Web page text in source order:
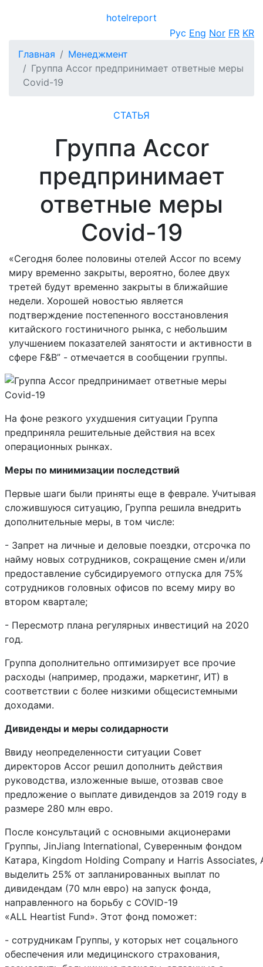
hotelreport
Рус Eng Nor FR KR
Главная
Менеджмент
Группа Accor предпринимает ответные меры
Covid-19
СТАТЬЯ
Группа Accor
предпринимает
ответные меры
Covid-19
«Сегодня более половины отелей Accor по всему
миру временно закрыты, вероятно, более двух
третей будут временно закрыты в ближайшие
недели. Хорошей новостью является
подтверждение постепенного восстановления
китайского гостиничного рынка, с небольшим
улучшением показателей занятости и активности в
сфере F&B” - отмечается в сообщении группы.
На фоне резкого ухудшения ситуации Группа
предприняла решительные действия на всех
операционных рынках.
Меры по минимизации последствий
Первые шаги были приняты еще в феврале. Учитывая
сложившуюся ситуацию, Группа решила внедрить
дополнительные меры, в том числе:
- Запрет на личные и деловые поездки, отсрочка по
найму новых сотрудников, сокращение смен и/или
предоставление субсидируемого отпуска для 75%
сотрудников головных офисов по всему миру во
втором квартале;
- Пересмотр плана регулярных инвестиций на 2020
год.
Группа дополнительно оптимизирует все прочие
расходы (например, продажи, маркетинг, ИТ) в
соответствии с более низкими общесистемными
доходами.
Дивиденды и меры солидарности
Ввиду неопределенности ситуации Совет
директоров Accor решил дополнить действия
руководства, изложенные выше, отозвав свое
предложение о выплате дивидендов за 2019 году в
размере 280 млн евро.
После консультаций с основными акционерами
Группы, JinJiang International, Суверенным фондом
Катара, Kingdom Holding Company и Harris Associates,
выделить 25% от запланированных выплат по
дивидендам (70 млн евро) на запуск фонда,
направленного на борьбу с COVID-19
«ALL Heartist Fund». Этот фонд поможет:
- сотрудникам Группы, у которых нет соцального
обеспечения или медицинского страхования,